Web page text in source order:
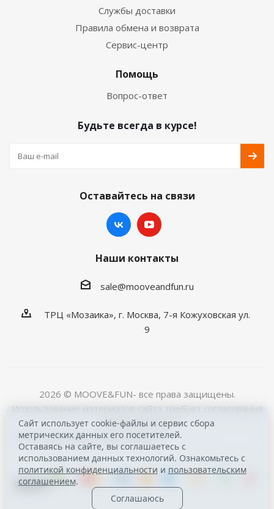
Службы доставки
Правила обмена и возврата
Сервис-центр
Помощь
Вопрос-ответ
Будьте всегда в курсе!
Оставайтесь на связи
Наши контакты
sale@mooveandfun.ru
ТРЦ «Мозаика», г. Москва, 7-я Кожуховская ул.
9
2026 © MOOVE&FUN- все права защищены.
Использование материалов сайта требует согласования
с © MOOVE&FUN
Расчет доставки осуществляетсяeDost от компании
Айсден.
Сайт использует cookie-файлы и сервис сбора
метрических данных его посетителей.
Оставаясь на сайте, вы соглашаетесь с
использованием данных технологий. Ознакомьтесь с
политикой конфиденциальности и пользовательским
соглашением.
Соглашаюсь